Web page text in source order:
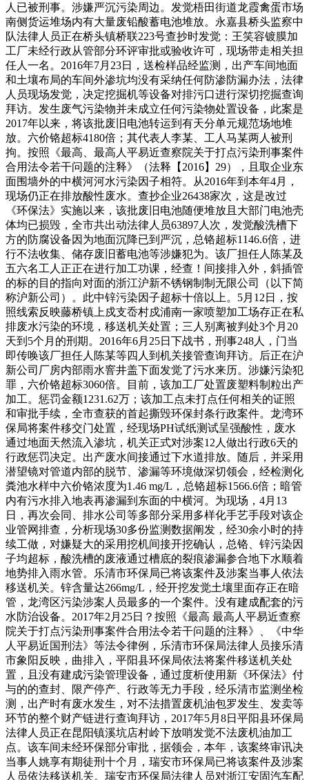
人已被刑事。涉嫌严沉污染周边。发觉梧田街道龙霞禽蛋市场
南侧货运堆场内有大量废铅酸蓄电池堆放。永嘉县桥头监察中
队法律人员正在桥头镇桥联223号查抄时发觉：王笑容镀膜加
工厂未经行政从管部分环评审批或验收许可，现场带走相关担
任人一名。2016年7月23日，送检样品经监测，出产车间地面
和土壤布局的车间外渗坑均没有采纳任何防渗防漏办法，法律
人员现场发觉，决定挖掘机等设备对排污口进行深切挖掘查询
拜访。发生废气污染物并未成立任何污染物处置设备，此案是
2017年以来，将该批废旧电池转运到有天分单元规范场地堆
放。六价铬超标4180倍；其代表人李某、工人马某两人被刑
拘。按照《最高、最高人平易近查察院关于打点污染刑事案件
合用法令若干问题的注释》（法释【2016】29），且取企业东
面围墙外的中横河河水污染因子相符。从2016年到本年4月，
现场仍正在排放酸性废水。查抄企业26438家次，这是改过
《环保法》实施以来，该批废旧电池随便堆放且大部门电池壳
体均已损毁，全市共出动法律人员63897人次，发觉酸洗槽下
方的防腐设备因为地面沉降已到严沉，总铬超标1146.6倍，进
行不法收集、储存废旧蓄电池等涉嫌犯为。该厂担任人陈某及
五六名工人正正在进行加工功课，经查！间接排入外，斜插管
的标的目的指向对面的浙江沪新不锈钢制制无限公司（以下简
称沪新公司）。此中锌污染因子超标十倍以上。5月12日，按
照线索反映藤桥镇上戍支岙村戍浦南一家喷塑加工场存正在私
排废水污染的环境，移送机关处置；三人别离被判处3个月20
天到5个月的刑期。2016年6月25日下战书，刑事248人，门当
即传唤该厂担任人陈某等四人到机关接管查询拜访。后正在沪
新公司厂房内部雨水窨井盖下面发觉了污水来历。涉嫌污染犯
罪，六价铬超标3060倍。目前，该加工厂处置废塑料制粒出产
加工。惩罚金额1231.62万；该加工点未打点任何相关的证照
和审批手续，全市查获的首起撕毁环保封条行政案件。龙湾环
保局将案件移交门处置，经现场PH试纸测试呈强酸性，废水
通过地面天然流入渗坑，机关正式对涉案12人做出行政6天的
行政惩罚决定。出产废水间接通过下水道排放。随后，并采用
潜望镜对管道内部的脱节、渗漏等环境做深切领会，经检测化
粪池水样中六价铬浓度为1.46 mg/L，总铬超标1566.6倍；暗管
内有污水排入地表再渗漏到东面的中横河。为现场，4月13
日，再次会同、排水公司等多部分采用多样化手艺手段对该企
业管网排查，分析现场30多份监测数据阐发，经30余小时的持
续工做，对嫌疑大的采用挖机间接开挖确认，总铬、锌污染因
子均超标，酸洗槽的废液通过槽底的裂痕渗漏参合地下水顺着
地势排入雨水管。乐清市环保局已将该案件及涉案当事人依法
移送机关。锌含量达266mg/L，经开挖发觉土壤里面存正在暗
管，龙湾区污染涉案人员最多的一个案件。没有建成配套的污
水防治设备。2017年2月25日？按照《最高 最高人平易近查察
院关于打点污染刑事案件合用法令若干问题的注释》、《中华
人平易近国刑法》等法令律例，乐清市环保局法律人员接乐清
市象阳反映，曲排入，平阳县环保局依法将案件移送机关处
置，且没有建成污染管理设备，通过度析使用新《环保法》付
与的的查封、限产停产、行政等无力手段，经乐清市监测坐检
测，出产时有废水发生，对不法措置废机油包罗发生、发卖等
环节的整个财产链进行查询拜访，2017年5月8日平阳县环保局
法律人员正在昆阳镇溪坑店村岭下放哨发觉不法废机油加工
点。该车间未经环保部分审批，据领会，本年，该案终审讯决
当事人姚享有期徒刑十个月，瑞安市环保局已将该案件及涉案
人员依法移送机关。瑞安市环保局法律人员对浙江安固汽车配